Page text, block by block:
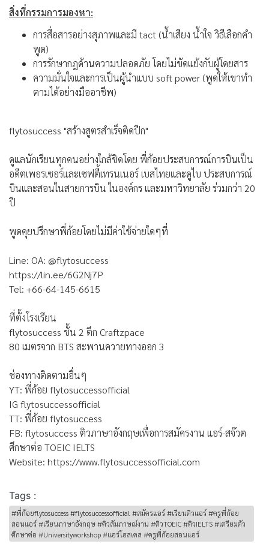
สิ่งที่กรรมการมองหา:
การสื่อสารอย่างสุภาพและมี tact (น้ำเสียง น้ำใจ วิธีเลือกคำ
พูด)
การรักษากฎด้านความปลอดภัย โดยไม่ขัดแย้งกับผู้โดยสาร
ความมั่นใจและการเป็นผู้นำแบบ soft power (พูดให้เขาทำ
ตามได้อย่างมืออาชีพ)
flytosuccess "สร้างสูตรสำเร็จติดปีก"
ดูแลนักเรียนทุกคนอย่างใกล้ชิดโดย พี่ก้อยประสบการณ์การบินเป็น
อดีตเพอรเซอร์และเซฟตี้เทรนเนอร์ เบสไทยและดูไบ ประสบการณ์
บินและสอนในสายการบิน ในองค์กร และมหาวิทยาลัย ร่วมกว่า 20
ปี
พูดคุยปรึกษาพี่ก้อยโดยไม่มีค่าใช้จ่ายใดๆที่
Line: OA: @flytosuccess
https://lin.ee/6G2Nj7P
Tel: +66-64-145-6615
ที่ตั้งโรงเรียน
flytosuccess ชั้น 2 ตึก Craftzpace
80 เมตรจาก BTS สะพานควายทางออก 3
ช่องทางติดตามอื่นๆ
YT: พี่ก้อย flytosuccessofficial
IG flytosuccessofficial
TT: พี่ก้อย flytosuccess
FB: flytosuccess ติวภาษาอังกฤษเพื่อการสมัครงาน แอร์-สจ๊วต
ศึกษาต่อ TOEIC IELTS
Website: https://www.flytosuccessofficial.com
Tags :
#พี่ก้อยflytosuccess #flytosuccessofficial #สมัครแอร์ #เรียนติวแอร์ #ครูพี่ก้อย
สอนแอร์ #เรียนภาษาอังกฤษ #ติวสัมภาษณ์งาน #ติวTOEIC #ติวIELTS #เตรียมตัว
ศึกษาต่อ #Universityworkshop #แอร์โฮสเตส #ครูพี่ก้อยสอนแอร์